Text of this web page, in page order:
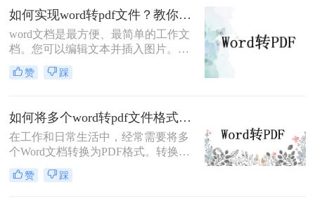
况。所以，我们应该采用什么方式来
转换呢？接下来小编给大家介绍一个
简单的word格式转pdf格式方法，对于
大多数初学者都很友好，快来学习下
这3种方法吧！
如何实现word转pdf文件？教你两个简单高效的办法
word文档是最方便、最简单的工作文
档。您可以编辑文本并插入图片。然
而，由于操作方便，安全性不是很
好。如果您想将word转pdf文件，应该
骤，一起来学习吧。
赞 踩
如何将多个word转pdf文件格式？快来跟我学这三个妙招
在工作和日常生活中，经常需要将多
个Word文档转换为PDF格式。转换为
PDF格式可以方便文件的共享、传输
和打印，保证文档的完整性和格式稳
赞 踩